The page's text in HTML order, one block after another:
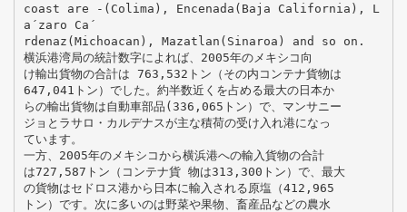
coast are -(Colima), Encenada(Baja California), L
a´zaro Ca´
rdenaz(Michoacan), Mazatlan(Sinaroa) and so on.
横浜港湾局の統計数字によれば、2005年のメキシコ向
け輸出貨物の合計は 763,532トン（その内コンテナ貨物は
647,041トン）でした。約半数近くを占める最大の日本か
らの輸出貨物は自動車部品(336,065トン）で、マンサニー
ジョとラサロ・カルデナスが主な積荷の受け入れ港になっ
ています。
一方、2005年のメキシコから横浜港への輸入貨物の合計
は727,587トン（コンテナ貨 物は313,300トン）で、最大
の貨物はセドロス港から日本に輸入される原塩（412,965
トン）です。次に多いのは野菜や果物、畜産品などの農水